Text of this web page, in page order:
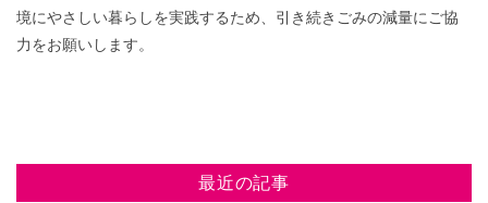
境にやさしい暮らしを実践するため、引き続きごみの減量にご協
力をお願いします。
最近の記事